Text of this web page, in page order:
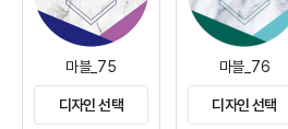
마블_75
디자인 선택
마블_76
디자인 선택